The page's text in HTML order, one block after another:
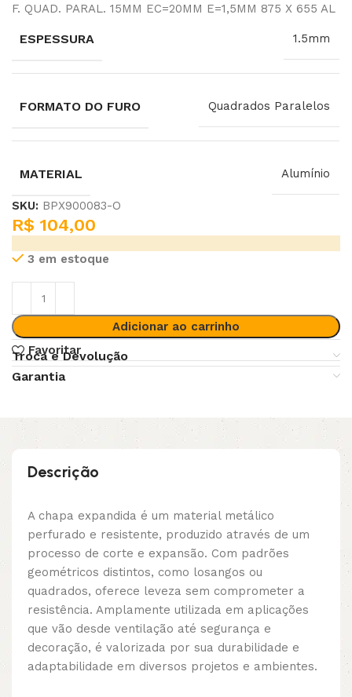
F. QUAD. PARAL. 15MM EC=20MM E=1,5MM 875 X 655 AL
ESPESSURA 1.5mm
FORMATO DO FURO Quadrados Paralelos
MATERIAL Alumínio
SKU: BPX900083-O
R$ 104,00
3 em estoque
Adicionar ao carrinho
Favoritar
Troca e Devolução
Garantia
Descrição
A chapa expandida é um material metálico
perfurado e resistente, produzido através de um
processo de corte e expansão. Com padrões
geométricos distintos, como losangos ou
quadrados, oferece leveza sem comprometer a
resistência. Amplamente utilizada em aplicações
que vão desde ventilação até segurança e
decoração, é valorizada por sua durabilidade e
adaptabilidade em diversos projetos e ambientes.